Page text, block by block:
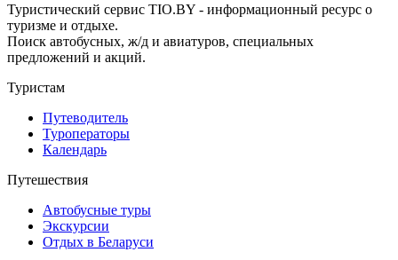
Туристический сервис TIO.BY - информационный ресурс о
туризме и отдыхе.
Поиск автобусных, ж/д и авиатуров, специальных
предложений и акций.
Туристам
Путеводитель
Туроператоры
Календарь
Путешествия
Автобусные туры
Экскурсии
Отдых в Беларуси